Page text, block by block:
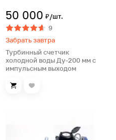
50 000 ₽/шт.
9
Забрать завтра
Турбинный счетчик
холодной воды Ду-200 мм с
импульсным выходом